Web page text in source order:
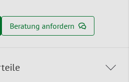
Beratung anfordern